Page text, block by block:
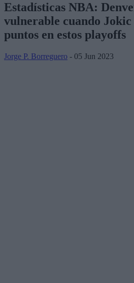
Estadísticas NBA:
vulnerable cuando Jokic
puntos en estos playoffs
Jorge P. Borreguero - 05 Jun 2023